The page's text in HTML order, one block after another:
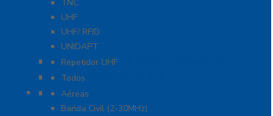
TNC
UHF
UHF/ RFID
UNIDAPT
Repetidores para Radiocomunicación
Repetidor UHF
Radio Sobre Celular PoC
Todos
Antenas
Aéreas
Banda Civil (2-30MHz)